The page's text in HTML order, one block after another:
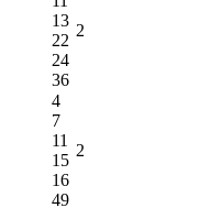
13
22
24
36
2
4
7
11
15
16
49
2